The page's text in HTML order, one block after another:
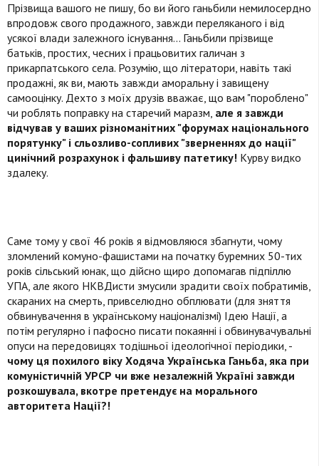
Прізвища вашого не пишу, бо ви його ганьбили немилосердно
впродовж свого продажного, завжди переляканого і від
усякої влади залежного існування... Ганьбили прізвище
батьків, простих, чесних і працьовитих галичан з
прикарпатського села. Розумію, що літератори, навіть такі
продажні, як ви, мають завжди аморальну і завищену
самооцінку. Дехто з моїх друзів вважає, що вам "пороблено"
чи роблять поправку на старечий маразм, але я завжди
відчував у ваших різноманітних "форумах національного
порятунку" і сльозливо-сопливих "зверненнях до нації"
цинічний розрахунок і фальшиву патетику! Курву видко
здалеку.
Саме тому у свої 46 років я відмовляюся збагнути, чому
зломлений комуно-фашистами на початку буремних 50-тих
років сільський юнак, що дійсно щиро допомагав підпіллю
УПА, але якого НКВДисти змусили зрадити своїх побратимів,
скараних на смерть, привселюдно обплювати (для зняття
обвинувачення в українському націоналізмі) Ідею Нації, а
потім регулярно і пафосно писати покаянні і обвинувачувальні
опуси на передовицях тодішньої ідеологічної періодики, -
чому ця похилого віку Ходяча Українська Ганьба, яка при
комуністичній УРСР чи вже незалежній Україні завжди
розкошувала, вкотре претендує на морального
авторитета Нації?!